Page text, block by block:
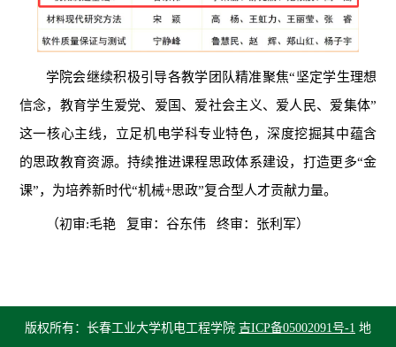
学院会继续积极引导各教学团队精准聚焦“坚定学生理想
信念，教育学生爱党、爱国、爱社会主义、爱人民、爱集体”
这一核心主线，立足机电学科专业特色，深度挖掘其中蕴含
的思政教育资源。持续推进课程思政体系建设，打造更多“金
课”，为培养新时代“机械+思政”复合型人才贡献力量。
（初审:毛艳 复审：谷东伟 终审：张利军）
版权所有：长春工业大学机电工程学院 吉ICP备05002091号-1 地